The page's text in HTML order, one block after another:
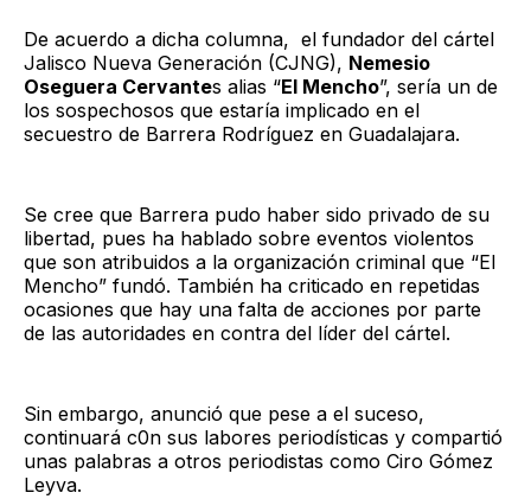
De acuerdo a dicha columna, el fundador del cártel
Jalisco Nueva Generación (CJNG), Nemesio
Oseguera Cervantes alias “El Mencho”, sería un de
los sospechosos que estaría implicado en el
secuestro de Barrera Rodríguez en Guadalajara.
Se cree que Barrera pudo haber sido privado de su
libertad, pues ha hablado sobre eventos violentos
que son atribuidos a la organización criminal que “El
Mencho” fundó. También ha criticado en repetidas
ocasiones que hay una falta de acciones por parte
de las autoridades en contra del líder del cártel.
Sin embargo, anunció que pese a el suceso,
continuará c0n sus labores periodísticas y compartió
unas palabras a otros periodistas como Ciro Gómez
Leyva.